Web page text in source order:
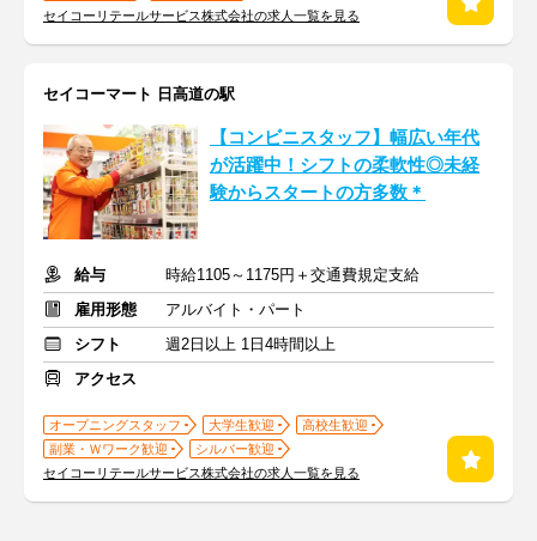
セイコーリテールサービス株式会社の求人一覧を見る
セイコーマート 日高道の駅
【コンビニスタッフ】幅広い年代
が活躍中！シフトの柔軟性◎未経
験からスタートの方多数＊
給与
時給1105～1175円＋交通費規定支給
雇用形態
アルバイト・パート
シフト
週2日以上 1日4時間以上
アクセス
オープニングスタッフ 大学生歓迎
高校生歓迎
副業・Ｗワーク歓迎
シルバー歓迎
セイコーリテールサービス株式会社の求人一覧を見る